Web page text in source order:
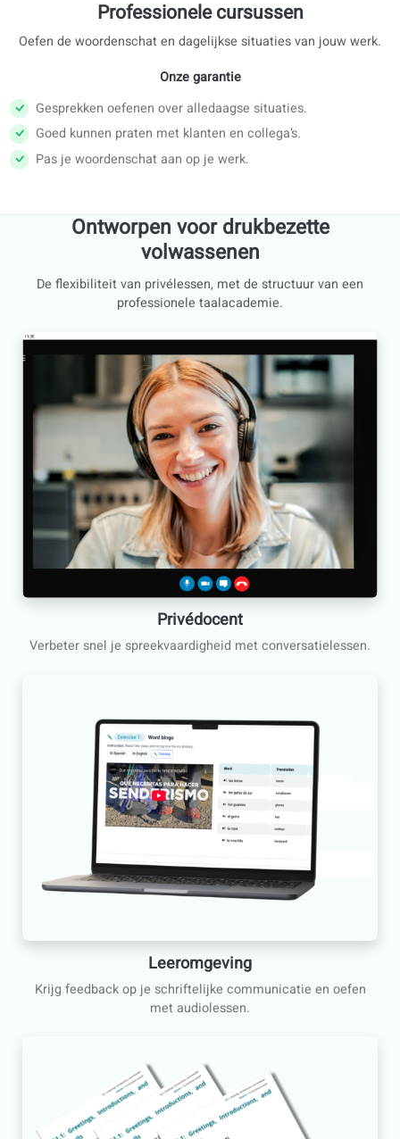
Onze garantie
Bereid je officiële taalexamen voor met een
Train al je vaardigheden en onderdelen van het
Bereid je voor op taalexamens zoals NT2, DELE,
Goethe, CILS…
Professionele cursussen
Oefen de woordenschat en dagelijkse situaties van jouw
Onze garantie
Gesprekken oefenen over alledaagse situaties.
Goed kunnen praten met klanten en collega’s.
Ontworpen voor drukbezette
volwassenen
De flexibiliteit van privélessen, met de structuur van
professionele taalacademie.